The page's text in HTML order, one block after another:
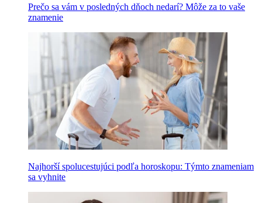
Prečo sa vám v posledných dňoch nedarí? Môže za to vaše
znamenie
Najhorší spolucestujúci podľa horoskopu: Týmto znameniam
sa vyhnite